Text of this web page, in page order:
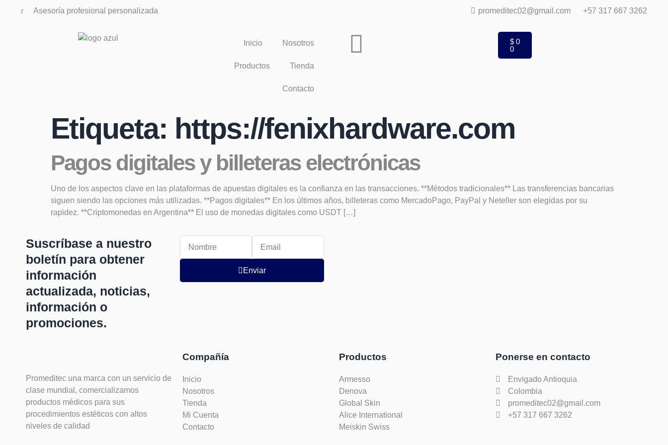
Asesoría profesional personalizada promeditec02@gmail.com +57 317 667 3262
Inicio Nosotros
Productos Tienda
Contacto
$ 0
0
Etiqueta: https://fenixhardware.com
Pagos digitales y billeteras electrónicas
Uno de los aspectos clave en las plataformas de apuestas digitales es la confianza en las transacciones. **Métodos tradicionales** Las transferencias bancarias
siguen siendo las opciones más utilizadas. **Pagos digitales** En los últimos años, billeteras como MercadoPago, PayPal y Neteller son elegidas por su
rapidez. **Criptomonedas en Argentina** El uso de monedas digitales como USDT […]
Suscríbase a nuestro
boletín para obtener
información
actualizada, noticias,
información o
promociones.
Enviar
Promeditec una marca con un servicio de
clase mundial, comercializamos
productos médicos para sus
procedimientos estéticos con altos
niveles de calidad
Compañía
Inicio
Nosotros
Tienda
Mi Cuenta
Contacto
Productos
Armesso
Denova
Global Skin
Alice International
Meiskin Swiss
Ponerse en contacto
Envigado Antioquia
Colombia
promeditec02@gmail.com
+57 317 667 3262